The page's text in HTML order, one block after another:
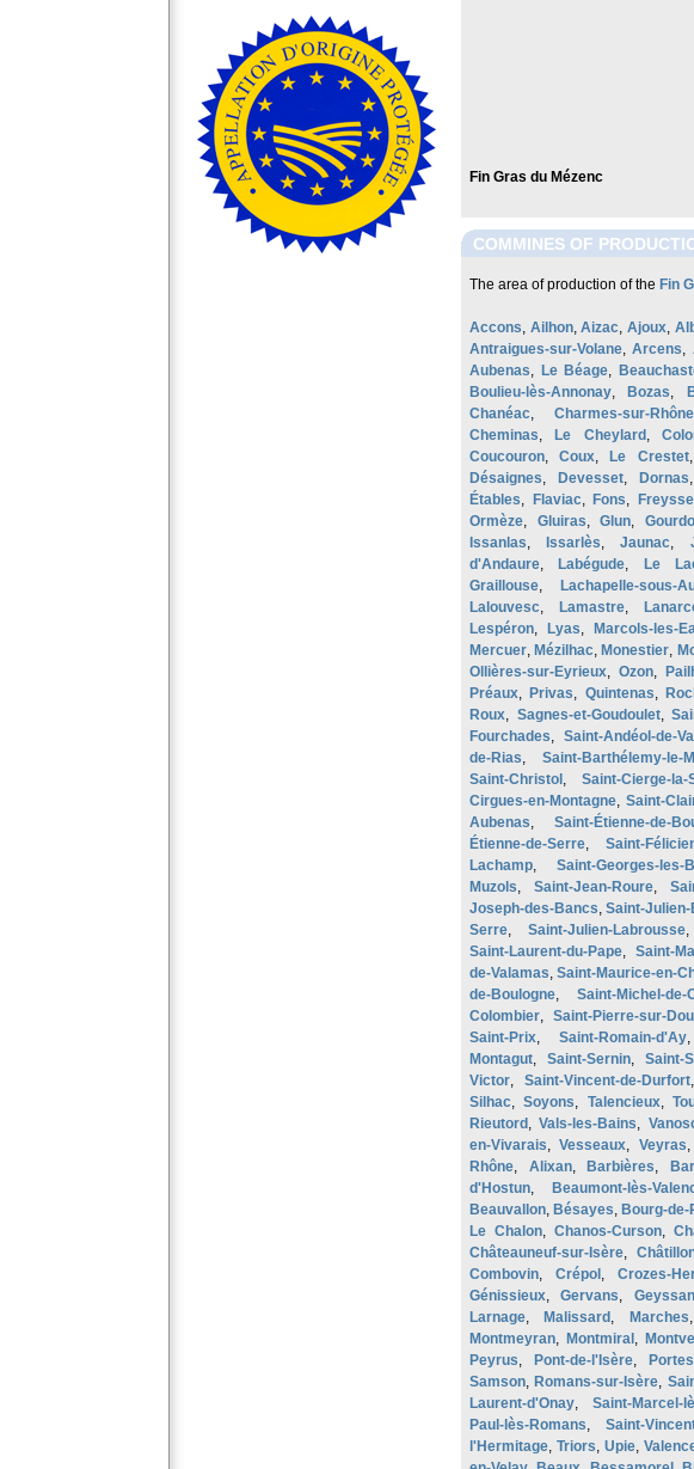
Fin Gras du Mézenc
COMMINES OF
The area of production of the Fin
Accons, Ailhon,Aizac,Ajoux,
Antraigues-sur-Volane,Arcens,
Aubenas, Le Béage,
Boulieu-lès-Annonay, Bozas,
Chanéac, Charmes-sur-Rhône
Cheminas, Le Cheylard ,
Coucouron,Coux, Le Crestet,
Désaignes, Devesset, Dornas
Étables, Flaviac, Fons,
Ormèze, Gluiras, Glun,
Issanlas, Issarlès,Jaunac,
d'Andaure, Labégude, Le
Graillouse, Lachapelle-sous-
Lalouvesc, Lamastre,
Lespéron, Lyas, Marcols-les-
Mercuer, Mézilhac, Monestier,
Ollières-sur-Eyrieux, Ozon,
Préaux, Privas, Quintenas,
Roux, Sagnes-et-Goudoulet,
Fourchades, Saint-Andéol-de-
de-Rias, Saint-Barthélemy-le-
Saint-Christol ,Saint-Cierge-la-
Cirgues-en-Montagne,Saint-
Aubenas,Saint-Étienne-de-
Étienne-de-Serre, Saint-
Lachamp, Saint-Georges-les-
Muzols, Saint-Jean-Roure,
Joseph-des-Bancs, Saint-
Serre,Saint-Julien-Labrousse
Saint-Laurent-du-Pape, Saint-
de-Valamas, Saint-Maurice-en-
de-Boulogne, Saint-Michel-de-
Colombier, Saint-Pierre-sur-
Saint-Prix, Saint-Romain-d'Ay
Montagut, Saint-Sernin, Saint-
Victor,Saint-Vincent-de-Durfort
Silhac,Soyons, Talencieux,
Rieutord ,Vals-les-Bains,
en-Vivarais,Vesseaux, Veyras
Rhône, Alixan, Barbières,
d'Hostun, Beaumont-lès-
Beauvallon, Bésayes, Bourg-de-
Le Chalon, Chanos-Curson,
Châteauneuf-sur-Isère,
Combovin, Crépol , Crozes-
Génissieux,Gervans,
Larnage, Malissard , Marches
Montmeyran, Montmiral ,
Peyrus, Pont-de-l'Isère,
Samson, Romans-sur-Isère,
Laurent-d'Onay, Saint-Marcel-
Paul-lès-Romans,Saint-
l'Hermitage,Triors,Upie,